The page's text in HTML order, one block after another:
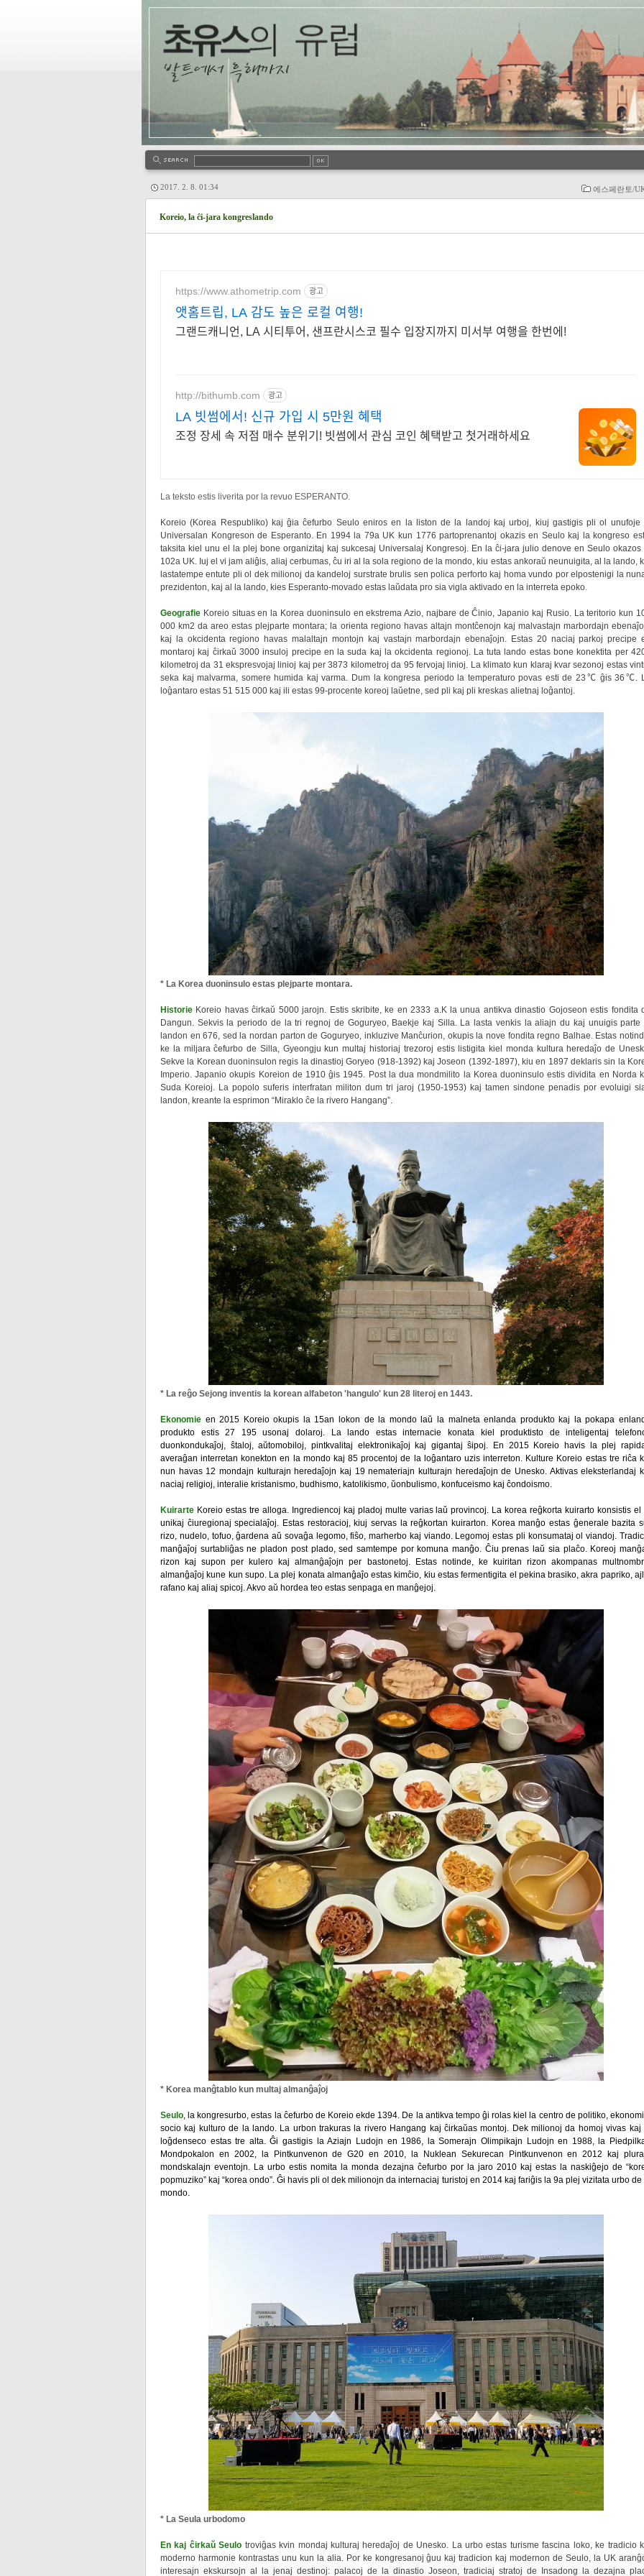
에스페란토/
2017. 2. 8. 01:34
Koreio, la ĉi-jara kongreslando
https://www.athometrip.com 광고
앳홈트립, LA 감도 높은 로컬 여행!
그랜드캐니언, LA 시티투어, 샌프란시스코 필수 입장지까지 미서부 여행을 한번에!
http://bithumb.com 광고
LA 빗썸에서! 신규 가입 시 5만원 혜택
조정 장세 속 저점 매수 분위기! 빗썸에서 관심 코인 혜택받고 첫거래하세요
La teksto estis liverita por la revuo ESPERANTO.
Koreio (Korea Respubliko) kaj ĝia ĉefurbo Seulo eniros en la liston de la landoj kaj urboj, kiuj gastigis pli ol unufoje
Universalan Kongreson de Esperanto. En 1994 la 79a UK kun 1776 partoprenantoj okazis en Seulo kaj la kongreso
taksita kiel unu el la plej bone organizitaj kaj sukcesaj Universalaj Kongresoj. En la ĉi-jara julio denove en Seulo okazos
102a UK. Iuj el vi jam aliĝis, aliaj cerbumas, ĉu iri al la sola regiono de la mondo, kiu estas ankoraŭ neunuigita, al la lando,
lastatempe entute pli ol dek milionoj da kandeloj surstrate brulis sen polica perforto kaj homa vundo por elpostenigi la
prezidenton, kaj al la lando, kies Esperanto-movado estas laŭdata pro sia vigla aktivado en la interreta epoko.
Geografie Koreio situas en la Korea duoninsulo en ekstrema Azio, najbare de Ĉinio, Japanio kaj Rusio. La teritorio kun
000 km2 da areo estas plejparte montara; la orienta regiono havas altajn montĉenojn kaj malvastajn marbordajn
kaj la okcidenta regiono havas malaltajn montojn kaj vastajn marbordajn ebenaĵojn. Estas 20 naciaj parkoj precipe
montaroj kaj ĉirkaŭ 3000 insuloj precipe en la suda kaj la okcidenta regionoj. La tuta lando estas bone konektita per
kilometroj da 31 ekspresvojaj linioj kaj per 3873 kilometroj da 95 fervojaj linioj. La klimato kun klaraj kvar sezonoj estas
seka kaj malvarma, somere humida kaj varma. Dum la kongresa periodo la temperaturo povas esti de 23℃ ĝis 36℃.
loĝantaro estas 51 515 000 kaj ili estas 99-procente koreoj laŭetne, sed pli kaj pli kreskas alietnaj loĝantoj.
* La Korea duoninsulo estas plejparte montara.
Historie Koreio havas ĉirkaŭ 5000 jarojn. Estis skribite, ke en 2333 a.K la unua antikva dinastio Gojoseon estis fondita
Dangun. Sekvis la periodo de la tri regnoj de Goguryeo, Baekje kaj Silla. La lasta venkis la aliajn du kaj unuigis parte
landon en 676, sed la nordan parton de Goguryeo, inkluzive Manĉurion, okupis la nove fondita regno Balhae. Estas
ke la miljara ĉefurbo de Silla, Gyeongju kun multaj historiaj trezoroj estis listigita kiel monda kultura heredaĵo de
Sekve la Korean duoninsulon regis la dinastioj Goryeo (918-1392) kaj Joseon (1392-1897), kiu en 1897 deklaris sin la
Imperio. Japanio okupis Koreion de 1910 ĝis 1945. Post la dua mondmilito la Korea duoninsulo estis dividita en Norda
Suda Koreioj. La popolo suferis interfratan militon dum tri jaroj (1950-1953) kaj tamen sindone penadis por evoluigi
landon, kreante la esprimon “Miraklo ĉe la rivero Hangang”.
* La reĝo Sejong inventis la korean alfabeton 'hangulo' kun 28 literoj en 1443.
Ekonomie en 2015 Koreio okupis la 15an lokon de la mondo laŭ la malneta enlanda produkto kaj la pokapa
produkto estis 27 195 usonaj dolaroj. La lando estas internacie konata kiel produktisto de inteligentaj
duonkondukaĵoj, ŝtaloj, aŭtomobiloj, pintkvalitaj elektronikaĵoj kaj gigantaj ŝipoj. En 2015 Koreio havis la plej
averaĝan interretan konekton en la mondo kaj 85 procentoj de la loĝantaro uzis interreton. Kulture Koreio estas tre riĉa
nun havas 12 mondajn kulturajn heredaĵojn kaj 19 nemateriajn kulturajn heredaĵojn de Unesko. Aktivas eleksterlandaj
naciaj religioj, interalie kristanismo, budhismo, katolikismo, ŭonbulismo, konfuceismo kaj ĉondoismo.
Kuirarte Koreio estas tre alloga. Ingrediencoj kaj pladoj multe varias laŭ provincoj. La korea reĝkorta kuirarto konsistis el
unikaj ĉiuregionaj specialaĵoj. Estas restoracioj, kiuj servas la reĝkortan kuirarton. Korea manĝo estas ĝenerale bazita
rizo, nudelo, tofuo, ĝardena aŭ sovaĝa legomo, fiŝo, marherbo kaj viando. Legomoj estas pli konsumataj ol viandoj.
manĝaĵoj surtabliĝas ne pladon post plado, sed samtempe por komuna manĝo. Ĉiu prenas laŭ sia plaĉo. Koreoj
rizon kaj supon per kulero kaj almanĝaĵojn per bastonetoj. Estas notinde, ke kuiritan rizon akompanas
almanĝaĵoj kune kun supo. La plej konata almanĝaĵo estas kimĉio, kiu estas fermentigita el pekina brasiko, akra papriko,
rafano kaj aliaj spicoj. Akvo aŭ hordea teo estas senpaga en manĝejoj.
* Korea manĝtablo kun multaj almanĝaĵoj
Seulo, la kongresurbo, estas la ĉefurbo de Koreio ekde 1394. De la antikva tempo ĝi rolas kiel la centro de politiko,
socio kaj kulturo de la lando. La urbon trakuras la rivero Hangang kaj ĉirkaŭas montoj. Dek milionoj da homoj vivas kaj
loĝdenseco estas tre alta. Ĝi gastigis la Aziajn Ludojn en 1986, la Somerajn Olimpikajn Ludojn en 1988, la
Mondpokalon en 2002, la Pintkunvenon de G20 en 2010, la Nuklean Sekurecan Pintkunvenon en 2012 kaj
mondskalajn eventojn. La urbo estis nomita la monda dezajna ĉefurbo por la jaro 2010 kaj estas la naskiĝejo de
popmuziko” kaj “korea ondo”. Ĝi havis pli ol dek milionojn da internaciaj turistoj en 2014 kaj fariĝis la 9a plej vizitata urbo de
mondo.
* La Seula urbodomo
En kaj ĉirkaŭ Seulo troviĝas kvin mondaj kulturaj heredaĵoj de Unesko. La urbo estas turisme fascina loko, ke tradicio
moderno harmonie kontrastas unu kun la alia. Por ke kongresanoj ĝuu kaj tradicion kaj modernon de Seulo, la UK
interesajn ekskursojn al la jenaj destinoj: palacoj de la dinastio Joseon, tradiciaj stratoj de Insadong la dezajna